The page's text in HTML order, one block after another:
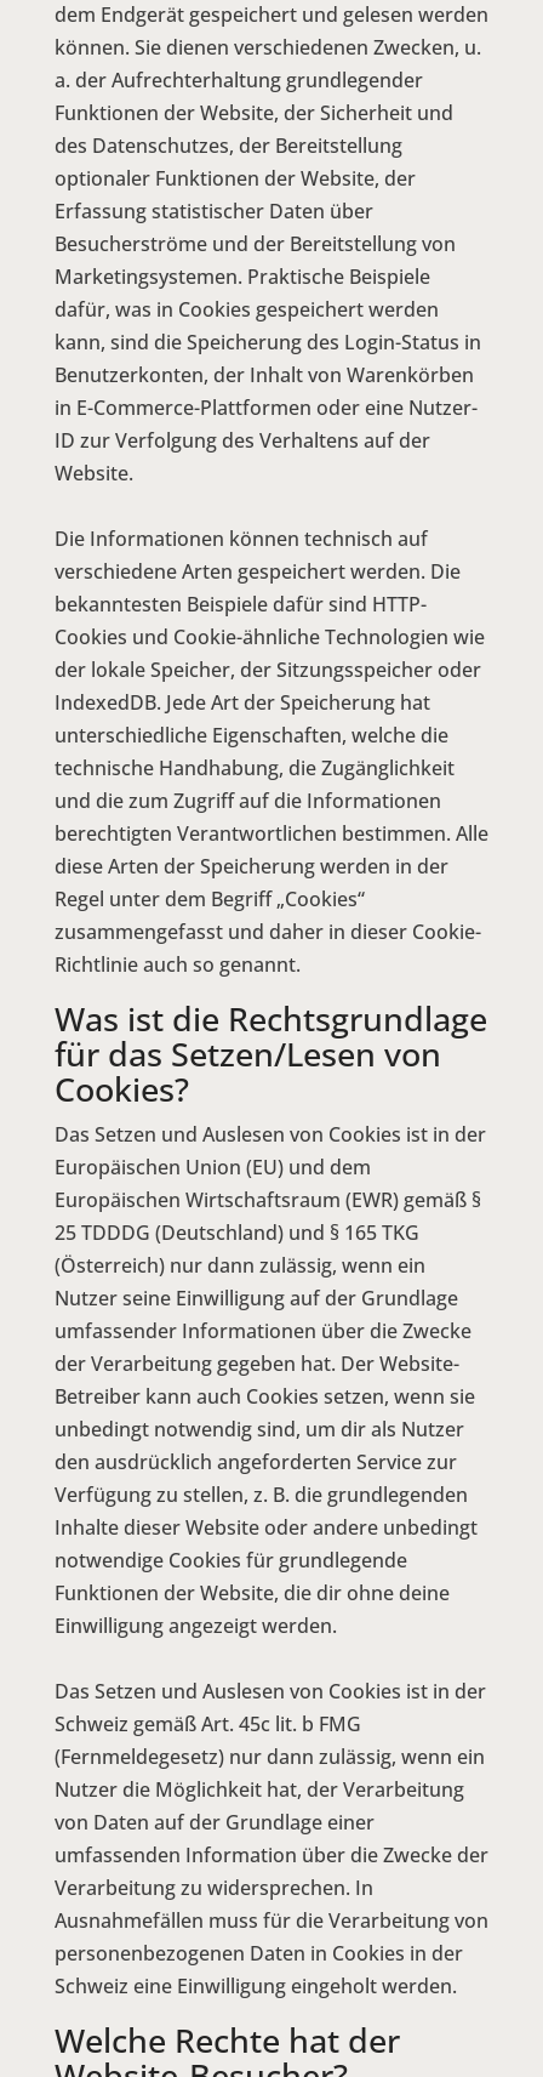
dem Endgerät gespeichert und gelesen werden
können. Sie dienen verschiedenen Zwecken, u.
a. der Aufrechterhaltung grundlegender
Funktionen der Website, der Sicherheit und
des Datenschutzes, der Bereitstellung
optionaler Funktionen der Website, der
Erfassung statistischer Daten über
Besucherströme und der Bereitstellung von
Marketingsystemen. Praktische Beispiele
dafür, was in Cookies gespeichert werden
kann, sind die Speicherung des Login-Status in
Benutzerkonten, der Inhalt von Warenkörben
in E-Commerce-Plattformen oder eine Nutzer-
ID zur Verfolgung des Verhaltens auf der
Website.
Die Informationen können technisch auf
verschiedene Arten gespeichert werden. Die
bekanntesten Beispiele dafür sind HTTP-
Cookies und Cookie-ähnliche Technologien wie
der lokale Speicher, der Sitzungsspeicher oder
IndexedDB. Jede Art der Speicherung hat
unterschiedliche Eigenschaften, welche die
technische Handhabung, die Zugänglichkeit
und die zum Zugriff auf die Informationen
berechtigten Verantwortlichen bestimmen. Alle
diese Arten der Speicherung werden in der
Regel unter dem Begriff „Cookies“
zusammengefasst und daher in dieser Cookie-
Richtlinie auch so genannt.
Was ist die Rechtsgrundlage
für das Setzen/Lesen von
Cookies?
Das Setzen und Auslesen von Cookies ist in der
Europäischen Union (EU) und dem
Europäischen Wirtschaftsraum (EWR) gemäß §
25 TDDDG (Deutschland) und § 165 TKG
(Österreich) nur dann zulässig, wenn ein
Nutzer seine Einwilligung auf der Grundlage
umfassender Informationen über die Zwecke
der Verarbeitung gegeben hat. Der Website-
Betreiber kann auch Cookies setzen, wenn sie
unbedingt notwendig sind, um dir als Nutzer
den ausdrücklich angeforderten Service zur
Verfügung zu stellen, z. B. die grundlegenden
Inhalte dieser Website oder andere unbedingt
notwendige Cookies für grundlegende
Funktionen der Website, die dir ohne deine
Einwilligung angezeigt werden.
Das Setzen und Auslesen von Cookies ist in der
Schweiz gemäß Art. 45c lit. b FMG
(Fernmeldegesetz) nur dann zulässig, wenn ein
Nutzer die Möglichkeit hat, der Verarbeitung
von Daten auf der Grundlage einer
umfassenden Information über die Zwecke der
Verarbeitung zu widersprechen. In
Ausnahmefällen muss für die Verarbeitung von
personenbezogenen Daten in Cookies in der
Schweiz eine Einwilligung eingeholt werden.
Welche Rechte hat der